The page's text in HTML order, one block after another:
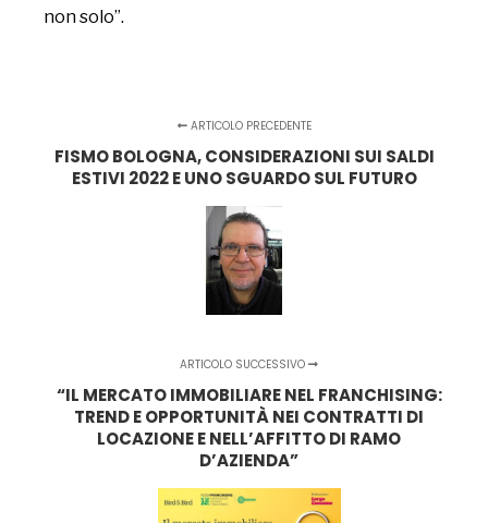
non solo”.
ARTICOLO PRECEDENTE
FISMO BOLOGNA, CONSIDERAZIONI SUI SALDI
ESTIVI 2022 E UNO SGUARDO SUL FUTURO
ARTICOLO SUCCESSIVO
“IL MERCATO IMMOBILIARE NEL FRANCHISING:
TREND E OPPORTUNITÀ NEI CONTRATTI DI
LOCAZIONE E NELL’AFFITTO DI RAMO
D’AZIENDA”